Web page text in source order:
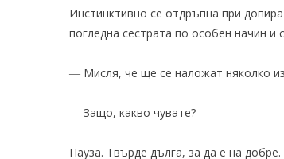
Инстинктивно се отдръпна при
погледна сестрата по особен начин и
― Мисля, че ще се наложат няколко
― Защо, какво чувате?
Пауза. Твърде дълга, за да е на добре.